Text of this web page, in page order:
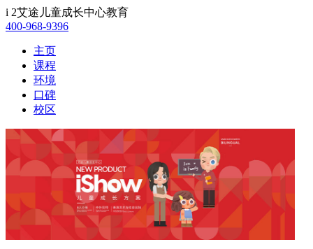
i 2艾途儿童成长中心教育
400-968-9396
主页
课程
环境
口碑
校区